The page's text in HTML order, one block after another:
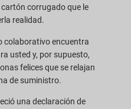
corrugado que le
realidad.
colaborativo encuentra
usted y, por supuesto,
felices que se relajan
de suministro.
una declaración de